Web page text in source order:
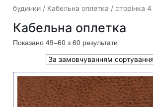
будинки / Кабельна оплетка / сторінка 4
Кабельна оплетка
Показано 49–60 з 60 результати